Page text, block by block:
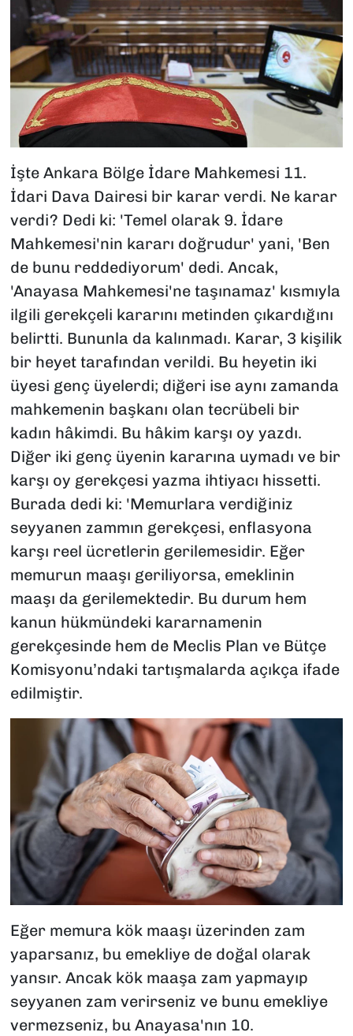
İşte Ankara Bölge İdare Mahkemesi 11.
İdari Dava Dairesi bir karar verdi. Ne karar
verdi? Dedi ki: 'Temel olarak 9. İdare
Mahkemesi'nin kararı doğrudur' yani, 'Ben
de bunu reddediyorum' dedi. Ancak,
'Anayasa Mahkemesi'ne taşınamaz' kısmıyla
ilgili gerekçeli kararını metinden çıkardığını
belirtti. Bununla da kalınmadı. Karar, 3 kişilik
bir heyet tarafından verildi. Bu heyetin iki
üyesi genç üyelerdi; diğeri ise aynı zamanda
mahkemenin başkanı olan tecrübeli bir
kadın hâkimdi. Bu hâkim karşı oy yazdı.
Diğer iki genç üyenin kararına uymadı ve bir
karşı oy gerekçesi yazma ihtiyacı hissetti.
Burada dedi ki: 'Memurlara verdiğiniz
seyyanen zammın gerekçesi, enflasyona
karşı reel ücretlerin gerilemesidir. Eğer
memurun maaşı geriliyorsa, emeklinin
maaşı da gerilemektedir. Bu durum hem
kanun hükmündeki kararnamenin
gerekçesinde hem de Meclis Plan ve Bütçe
Komisyonu’ndaki tartışmalarda açıkça ifade
edilmiştir.
Eğer memura kök maaşı üzerinden zam
yaparsanız, bu emekliye de doğal olarak
yansır. Ancak kök maaşa zam yapmayıp
seyyanen zam verirseniz ve bunu emekliye
vermezseniz, bu Anayasa'nın 10.